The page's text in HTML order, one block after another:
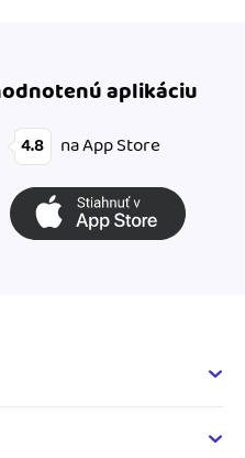
aplikáciu
4.8 na App Store